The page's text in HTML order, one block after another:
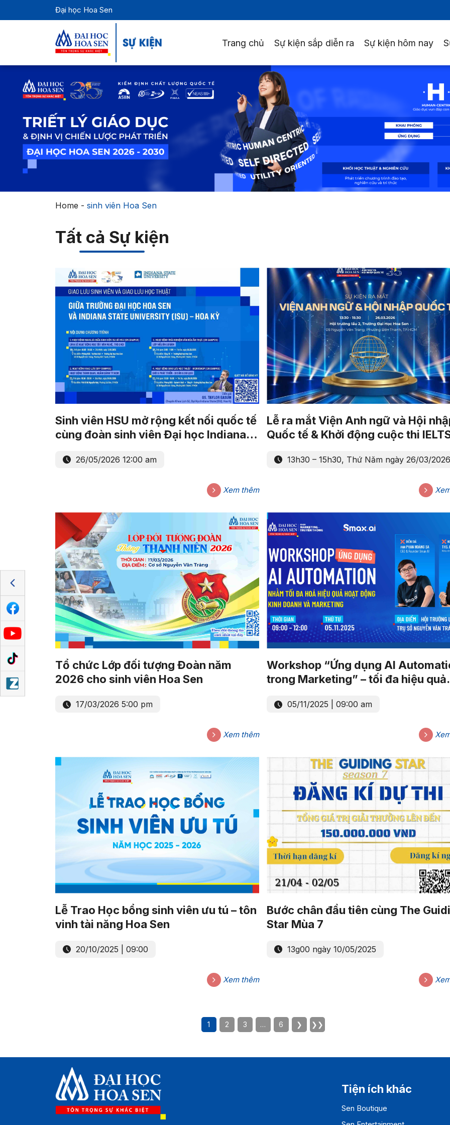
Đại học Hoa Sen
Trang chủ Sự kiện sắp diễn ra Sự kiện hôm nay
Home - sinh viên Hoa Sen
Tất cả Sự kiện
Sinh viên HSU mở rộng kết nối quốc tế
cùng đoàn sinh viên Đại học Indiana
26/05/2026 12:00 am
Xem thêm
Lễ ra mắt Viện Anh ngữ và Hội
Quốc tế & Khởi động cuộc thi
13h30 – 15h30, Thứ Năm ngày 26/03/
Tổ chức Lớp đối tượng Đoàn năm
2026 cho sinh viên Hoa Sen
17/03/2026 5:00 pm
Xem thêm
Workshop “Ứng dụng AI
trong Marketing” – tối đa hiệu quả
05/11/2025 | 09:00 am
Lễ Trao Học bổng sinh viên ưu tú – tôn
vinh tài năng Hoa Sen
20/10/2025 | 09:00
Xem thêm
Bước chân đầu tiên cùng The
Star Mùa 7
13g00 ngày 10/05/2025
1 2 3 … 6 ❯ ❯❯
Tiện ích khác
Sen Boutique